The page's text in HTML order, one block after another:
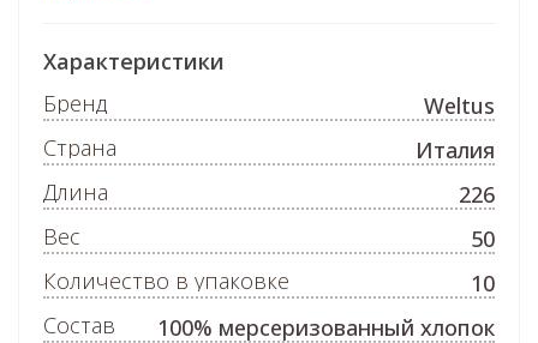
Характеристики
Бренд
Weltus
Страна
Италия
Длина
226
Вес
50
Количество в упаковке
10
Состав
100% мерсеризованный хлопок